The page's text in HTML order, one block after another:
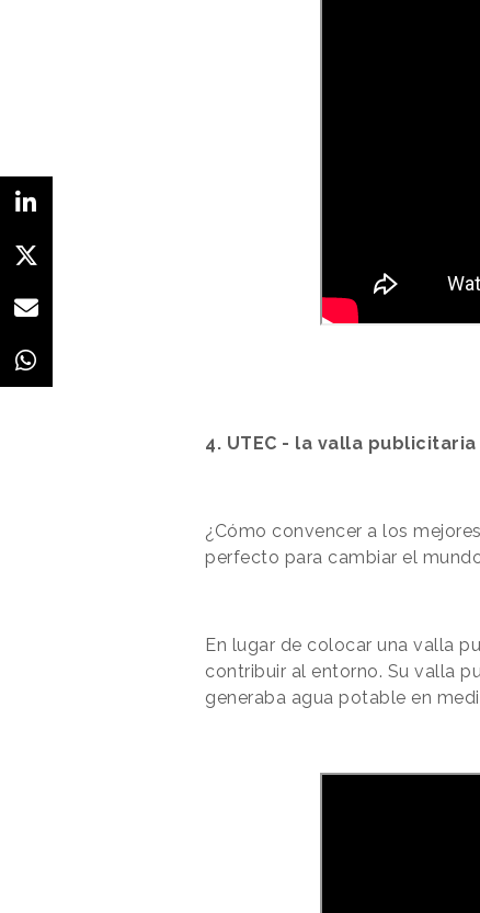
4. UTEC - la valla
¿Cómo convencer a los
perfecto para cambiar el
En lugar de colocar una valla
contribuir al entorno. Su valla
generaba agua potable en